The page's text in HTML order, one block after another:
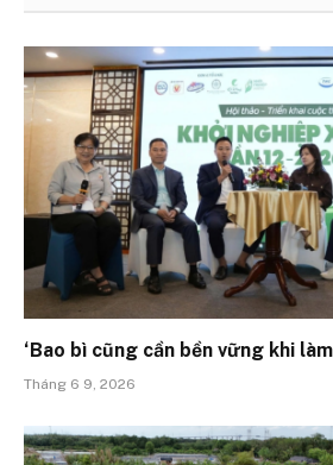
‘Bao bì cũng cần bền vững khi
Tháng 6 9, 2026